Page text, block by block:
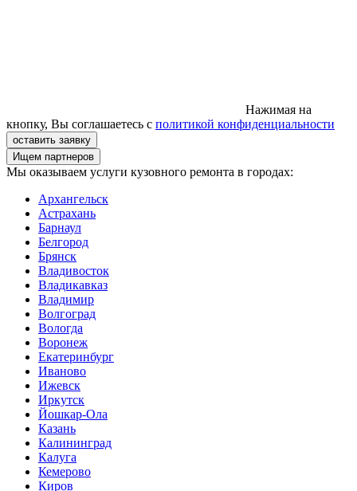
Нажимая на
кнопку, Вы соглашаетесь с политикой конфиденциальности
Ищем партнеров
Мы оказываем услуги кузовного ремонта в городах:
Архангельск
Астрахань
Барнаул
Белгород
Брянск
Владивосток
Владикавказ
Владимир
Волгоград
Вологда
Воронеж
Екатеринбург
Иваново
Ижевск
Иркутск
Йошкар-Ола
Казань
Калининград
Калуга
Кемерово
Киров